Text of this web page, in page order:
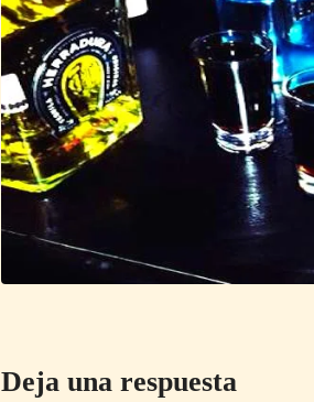
Deja una respuesta